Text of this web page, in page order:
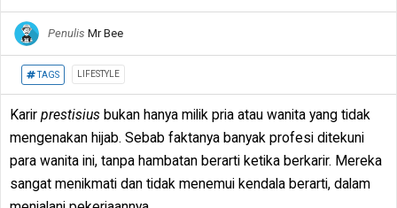
Penulis Mr Bee
TAGS LIFESTYLE
Karir prestisius bukan hanya milik pria atau wanita yang tidak
mengenakan hijab. Sebab faktanya banyak profesi ditekuni
para wanita ini, tanpa hambatan berarti ketika berkarir. Mereka
sangat menikmati dan tidak menemui kendala berarti, dalam